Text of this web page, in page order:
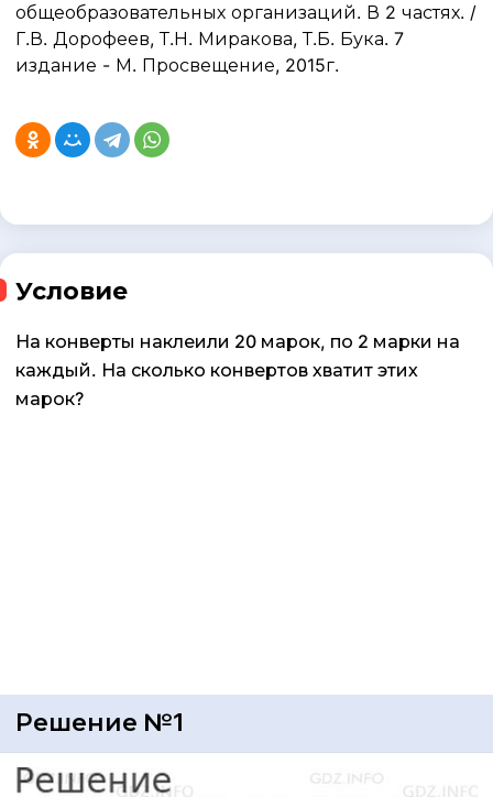
общеобразовательных организаций. В 2 частях. /
Г.В. Дорофеев, Т.Н. Миракова, Т.Б. Бука. 7
издание - М. Просвещение, 2015г.
Условие
На конверты наклеили 20 марок, по 2 марки на
каждый. На сколько конвертов хватит этих
марок?
Решение №1